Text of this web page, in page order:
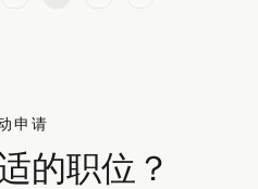
申请
的职位？